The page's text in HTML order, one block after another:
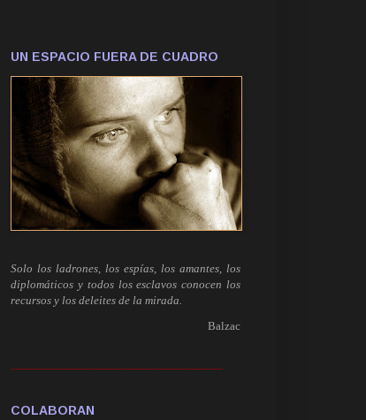
UN ESPACIO FUERA DE CUADRO
Solo los ladrones, los espías, los amantes, los
diplomáticos y todos los esclavos conocen los
recursos y los deleites de la mirada.
Balzac
------------------------------------------------------------
COLABORAN